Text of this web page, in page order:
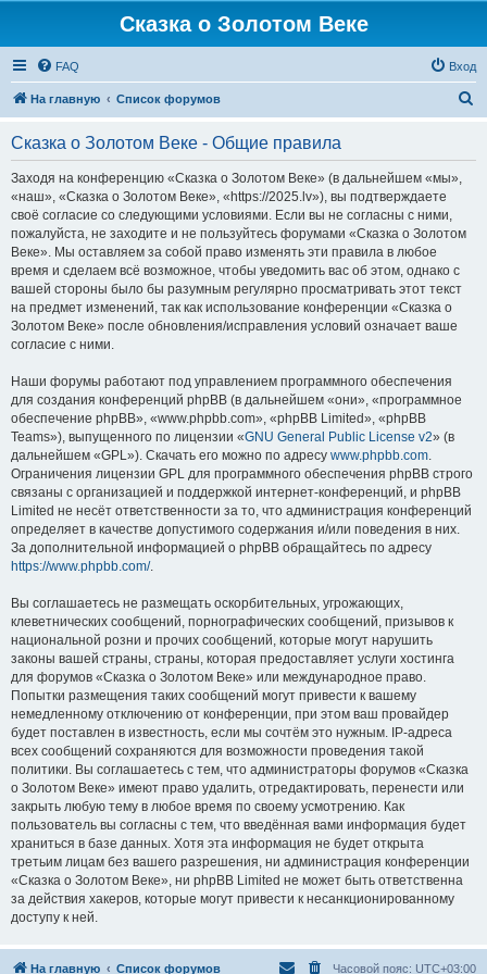
Сказка о Золотом Веке
FAQ Вход
На главную Список форумов
Сказка о Золотом Веке - Общие правила
Заходя на конференцию «Сказка о Золотом Веке» (в дальнейшем «мы»,
«наш», «Сказка о Золотом Веке», «https://2025.lv»), вы подтверждаете
своё согласие со следующими условиями. Если вы не согласны с ними,
пожалуйста, не заходите и не пользуйтесь форумами «Сказка о Золотом
Веке». Мы оставляем за собой право изменять эти правила в любое
время и сделаем всё возможное, чтобы уведомить вас об этом, однако с
вашей стороны было бы разумным регулярно просматривать этот текст
на предмет изменений, так как использование конференции «Сказка о
Золотом Веке» после обновления/исправления условий означает ваше
согласие с ними.
Наши форумы работают под управлением программного обеспечения
для создания конференций phpBB (в дальнейшем «они», «программное
обеспечение phpBB», «www.phpbb.com», «phpBB Limited», «phpBB
Teams»), выпущенного по лицензии «GNU General Public License v2» (в
дальнейшем «GPL»). Скачать его можно по адресу www.phpbb.com.
Ограничения лицензии GPL для программного обеспечения phpBB строго
связаны с организацией и поддержкой интернет-конференций, и phpBB
Limited не несёт ответственности за то, что администрация конференций
определяет в качестве допустимого содержания и/или поведения в них.
За дополнительной информацией о phpBB обращайтесь по адресу
https://www.phpbb.com/.
Вы соглашаетесь не размещать оскорбительных, угрожающих,
клеветнических сообщений, порнографических сообщений, призывов к
национальной розни и прочих сообщений, которые могут нарушить
законы вашей страны, страны, которая предоставляет услуги хостинга
для форумов «Сказка о Золотом Веке» или международное право.
Попытки размещения таких сообщений могут привести к вашему
немедленному отключению от конференции, при этом ваш провайдер
будет поставлен в известность, если мы сочтём это нужным. IP-адреса
всех сообщений сохраняются для возможности проведения такой
политики. Вы соглашаетесь с тем, что администраторы форумов «Сказка
о Золотом Веке» имеют право удалить, отредактировать, перенести или
закрыть любую тему в любое время по своему усмотрению. Как
пользователь вы согласны с тем, что введённая вами информация будет
храниться в базе данных. Хотя эта информация не будет открыта
третьим лицам без вашего разрешения, ни администрация конференции
«Сказка о Золотом Веке», ни phpBB Limited не может быть ответственна
за действия хакеров, которые могут привести к несанкционированному
доступу к ней.
На главную Список форумов Часовой пояс: UTC+03:00